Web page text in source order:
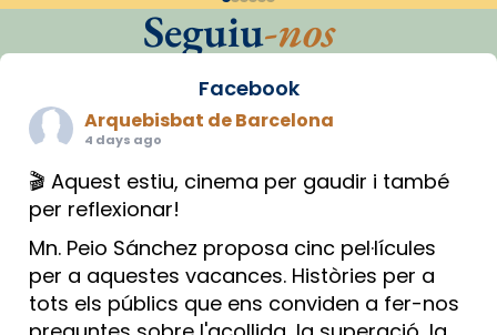
Seguiu-nos
Facebook
Arquebisbat de Barcelona
4 days ago
🎬 Aquest estiu, cinema per gaudir i també
per reflexionar!
Mn. Peio Sánchez proposa cinc pel·lícules
per a aquestes vacances. Històries per a
tots els públics que ens conviden a fer-nos